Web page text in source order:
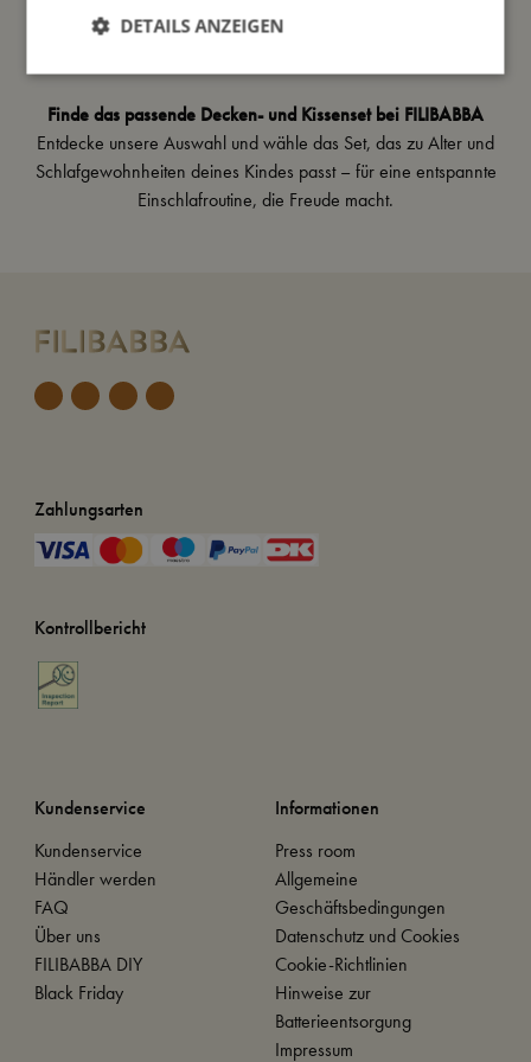
Bettumrandung, um eine beruhigende und sichere Umgebung
Finde das passende Decken- und Kissenset bei FILIBABBA
Entdecke unsere Auswahl und wähle das Set, das zu Alter und
Schlafgewohnheiten deines Kindes passt – für eine entspannte
Einschlafroutine, die Freude macht.
Zahlungsarten
Kontrollbericht
Kundenservice
Kundenservice
Händler werden
FAQ
Über uns
FILIBABBA DIY
Black Friday
Informationen
Press room
Allgemeine
Geschäftsbedingungen
Datenschutz und Cookies
Cookie-Richtlinien
Hinweise zur
Batterieentsorgung
Impressum
DETAILS ANZEIGEN